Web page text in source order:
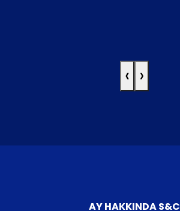
‹ ›
AY HAKKINDA S&C